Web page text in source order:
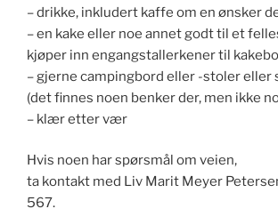
– drikke, inkludert kaffe om en ønsker
– en kake eller noe annet godt til et
kjøper inn engangstallerkener til
– gjerne campingbord eller -stoler eller
(det finnes noen benker der, men ikke
– klær etter vær
Hvis noen har spørsmål om veien,
ta kontakt med Liv Marit Meyer
567.